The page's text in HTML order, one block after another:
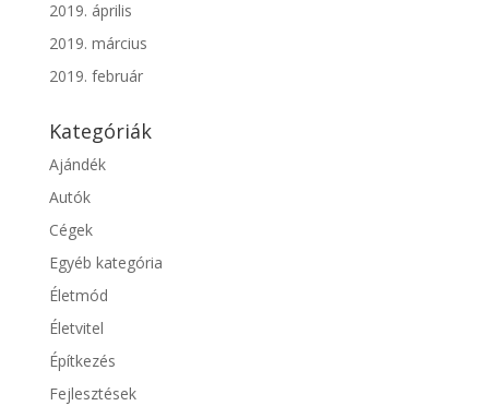
2019. április
2019. március
2019. február
Kategóriák
Ajándék
Autók
Cégek
Egyéb kategória
Életmód
Életvitel
Építkezés
Fejlesztések